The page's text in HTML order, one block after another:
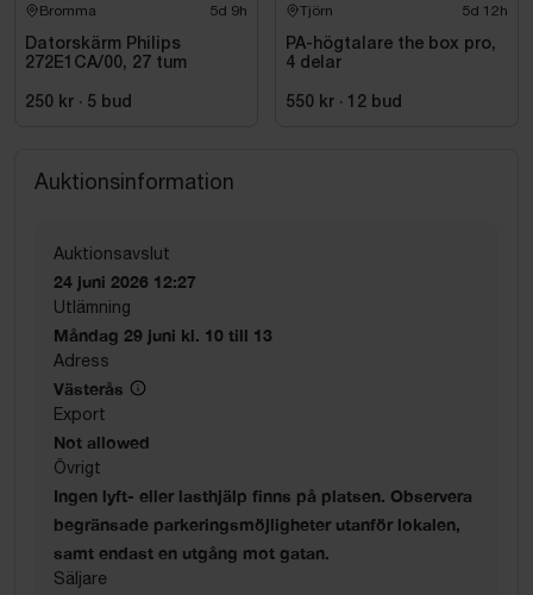
Bromma 5d 9h
Datorskärm Philips
272E1CA/00, 27 tum
250 kr · 5 bud
Tjörn 5d 12h
PA-högtalare the box pro,
4 delar
550 kr · 12 bud
Auktionsinformation
Auktionsavslut
24 juni 2026 12:27
Utlämning
Måndag 29 juni kl. 10 till 13
Adress
Västerås
Export
Not allowed
Övrigt
Ingen lyft- eller lasthjälp finns på platsen. Observera
begränsade parkeringsmöjligheter utanför lokalen,
samt endast en utgång mot gatan.
Säljare